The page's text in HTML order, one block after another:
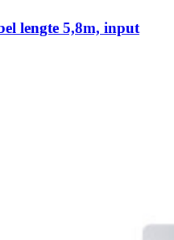
lengte 5,8m, input